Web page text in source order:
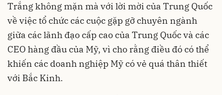
Trắng không mặn mà với lời mời của Trung Quốc
về việc tổ chức các cuộc gặp gỡ chuyên ngành
giữa các lãnh đạo cấp cao của Trung Quốc và các
CEO hàng đầu của Mỹ, vì cho rằng điều đó có thể
khiến các doanh nghiệp Mỹ có vẻ quá thân thiết
với Bắc Kinh.